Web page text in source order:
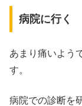
病院に行く
あまり痛いよう
す。
病院での診断を